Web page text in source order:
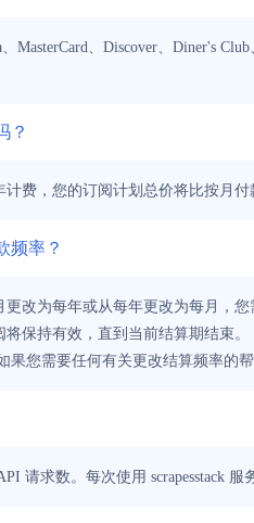
MasterCard、Discover、Diner's
？
费，您的订阅计划总价将比按月付
频率？
更改为每年或从每年更改为每月，
将保持有效，直到当前结算期结束
果您需要任何有关更改结算频率的
请求数。每次使用 scrapesstack